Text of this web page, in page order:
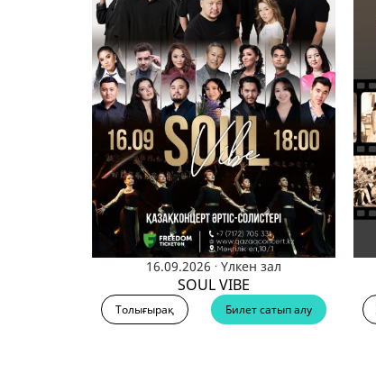
16.09.2026 . Үлкен зал
SOUL VIBE
Толығырақ Билет сатып алу